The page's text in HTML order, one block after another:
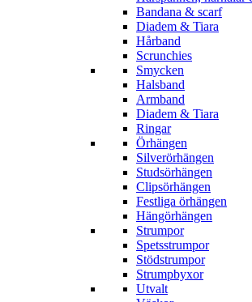
Bandana & scarf
Diadem & Tiara
Hårband
Scrunchies
Smycken
Halsband
Armband
Diadem & Tiara
Ringar
Örhängen
Silverörhängen
Studsörhängen
Clipsörhängen
Festliga örhängen
Hängörhängen
Strumpor
Spetsstrumpor
Stödstrumpor
Strumpbyxor
Utvalt